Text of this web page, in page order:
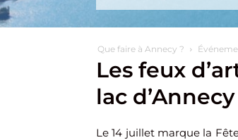
Que faire à Annecy ?
Les feux
lac d’Annecy
Le 14 juillet marque la